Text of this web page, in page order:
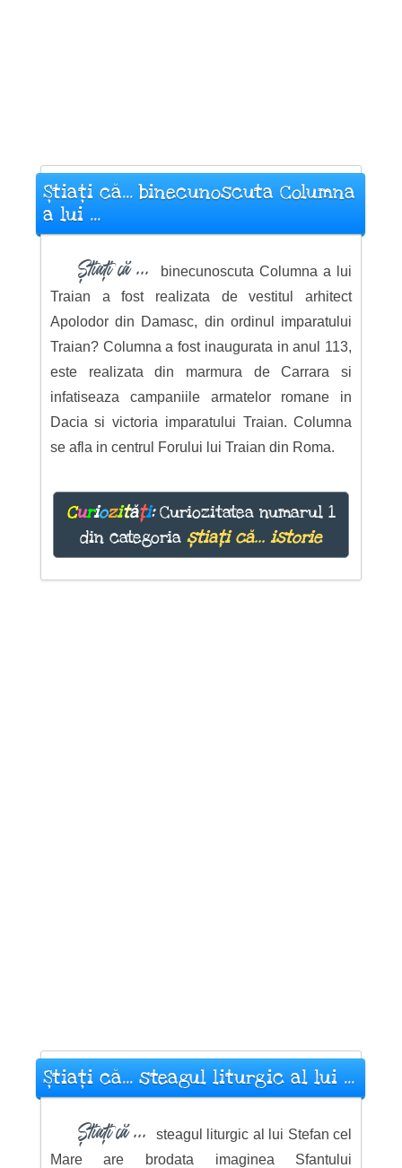
Știați că... binecunoscuta Columna
a lui ...
Știați că ...
binecunoscuta Columna a lui
Traian a fost realizata de vestitul arhitect
Apolodor din Damasc, din ordinul imparatului
Traian? Columna a fost inaugurata in anul 113,
este realizata din marmura de Carrara si
infatiseaza campaniile armatelor romane in
Dacia si victoria imparatului Traian. Columna
se afla in centrul Forului lui Traian din Roma.
Curiozități:Curiozitatea numarul 1
din categoria știați că... istorie
Știați că... steagul liturgic al lui ...
Știați că ...
steagul liturgic al lui Stefan cel
Mare are brodata imaginea Sfantului